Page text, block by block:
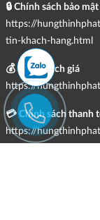
🔒 Chính sách bảo
https://
tin-khach-hang.html
💰 Chính sách giá
https://
💳 Chính sách thanh
https://